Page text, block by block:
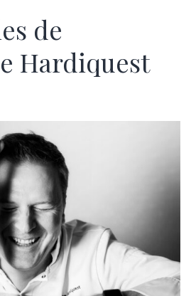
de
Hardiquest